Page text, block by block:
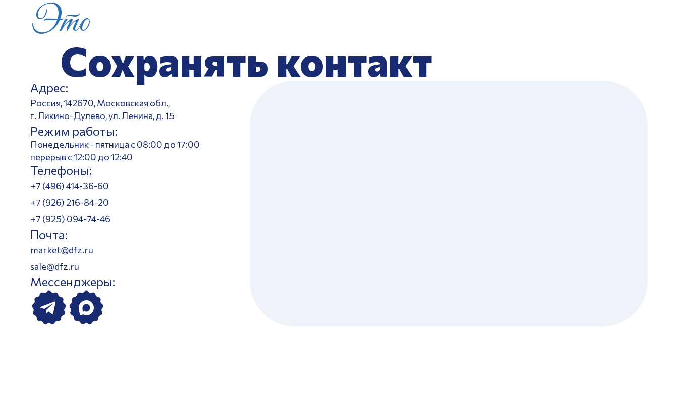
Это
Сохранять контакт
Адрес:
Россия, 142670, Московская обл.,
г. Ликино-Дулево, ул. Ленина, д. 15
Режим работы:
Понедельник - пятница с 08:00 до 17:00
перерыв с 12:00 до 12:40
Телефоны:
+7 (496) 414-36-60
+7 (926) 216-84-20
+7 (925) 094-74-46
Почта:
market@dfz.ru
sale@dfz.ru
Мессенджеры: